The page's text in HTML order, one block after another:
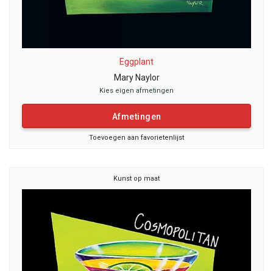
Eggplant
Mary Naylor
Kies eigen afmetingen
Afmetingen
Toevoegen aan favorietenlijst
Kunst op maat